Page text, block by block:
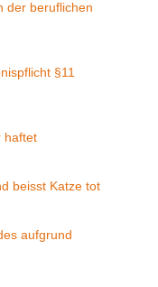
der beruflichen
§11
haftet
beisst Katze tot
aufgrund